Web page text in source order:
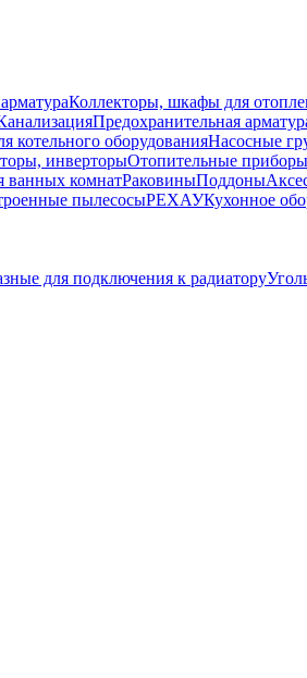
Коллекторы, шкафы для
Предохранительная
котельного оборудованияНасосные
инверторыОтопительные приборы
ванных комнатРаковиныПоддоны
пылесосыРЕХАУКухонное
для подключения к радиатору